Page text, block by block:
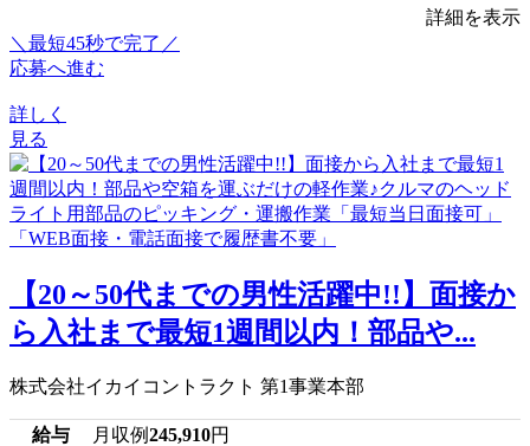
詳細を表示
＼最短45秒で完了／
応募へ進む
詳しく
見る
【20～50代までの男性活躍中!!】面接か
ら入社まで最短1週間以内！部品や...
株式会社イカイコントラクト 第1事業本部
給与 月収例245,910円